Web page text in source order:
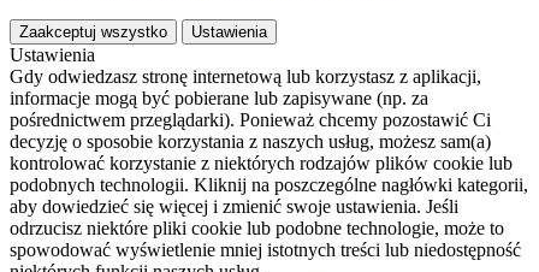
Zaakceptuj wszystko Ustawienia
Ustawienia
Gdy odwiedzasz stronę internetową lub korzystasz z aplikacji,
informacje mogą być pobierane lub zapisywane (np. za
pośrednictwem przeglądarki). Ponieważ chcemy pozostawić Ci
decyzję o sposobie korzystania z naszych usług, możesz sam(a)
kontrolować korzystanie z niektórych rodzajów plików cookie lub
podobnych technologii. Kliknij na poszczególne nagłówki kategorii,
aby dowiedzieć się więcej i zmienić swoje ustawienia. Jeśli
odrzucisz niektóre pliki cookie lub podobne technologie, może to
spowodować wyświetlenie mniej istotnych treści lub niedostępność